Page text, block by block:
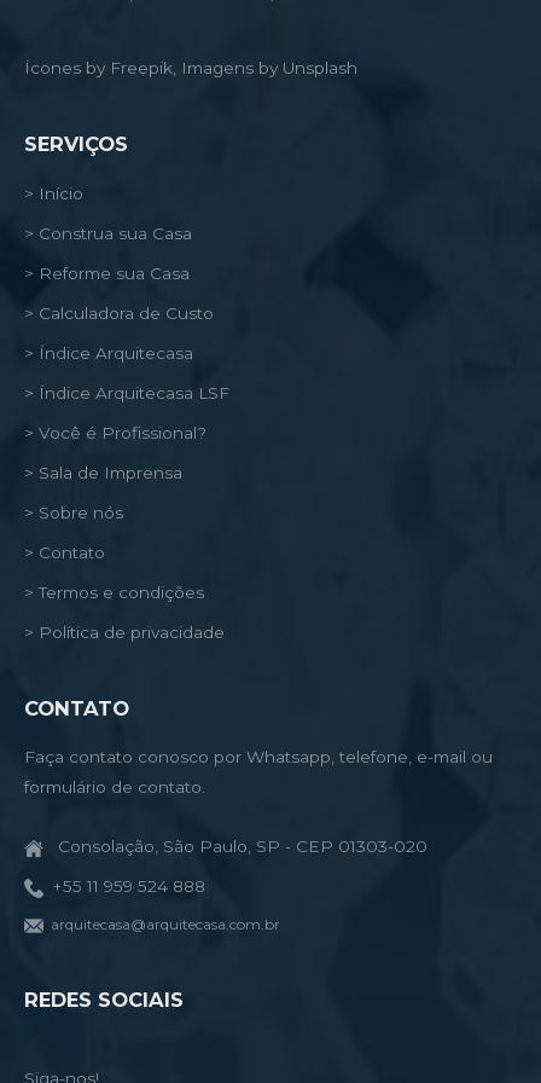
Ícones by Freepik, Imagens by Unsplash
SERVIÇOS
> Início
> Construa sua Casa
> Reforme sua Casa
> Calculadora de Custo
> Índice Arquitecasa
> Índice Arquitecasa LSF
> Você é Profissional?
> Sala de Imprensa
> Sobre nós
> Contato
> Termos e condições
> Política de privacidade
CONTATO
Faça contato conosco por Whatsapp, telefone, e-mail ou
formulário de contato.
Consolação, São Paulo, SP - CEP 01303-020
+55 11 959 524 888
arquitecasa@arquitecasa.com.br
REDES SOCIAIS
Siga-nos!